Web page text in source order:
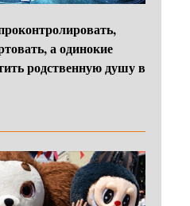
а одинокие
родственную душу в